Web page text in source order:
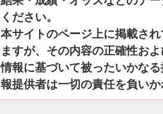
ください。
本サイトのページ上に掲載さ
ますが、その内容の正確性お
情報に基づいて被ったいかな
報提供者は一切の責任を負いか